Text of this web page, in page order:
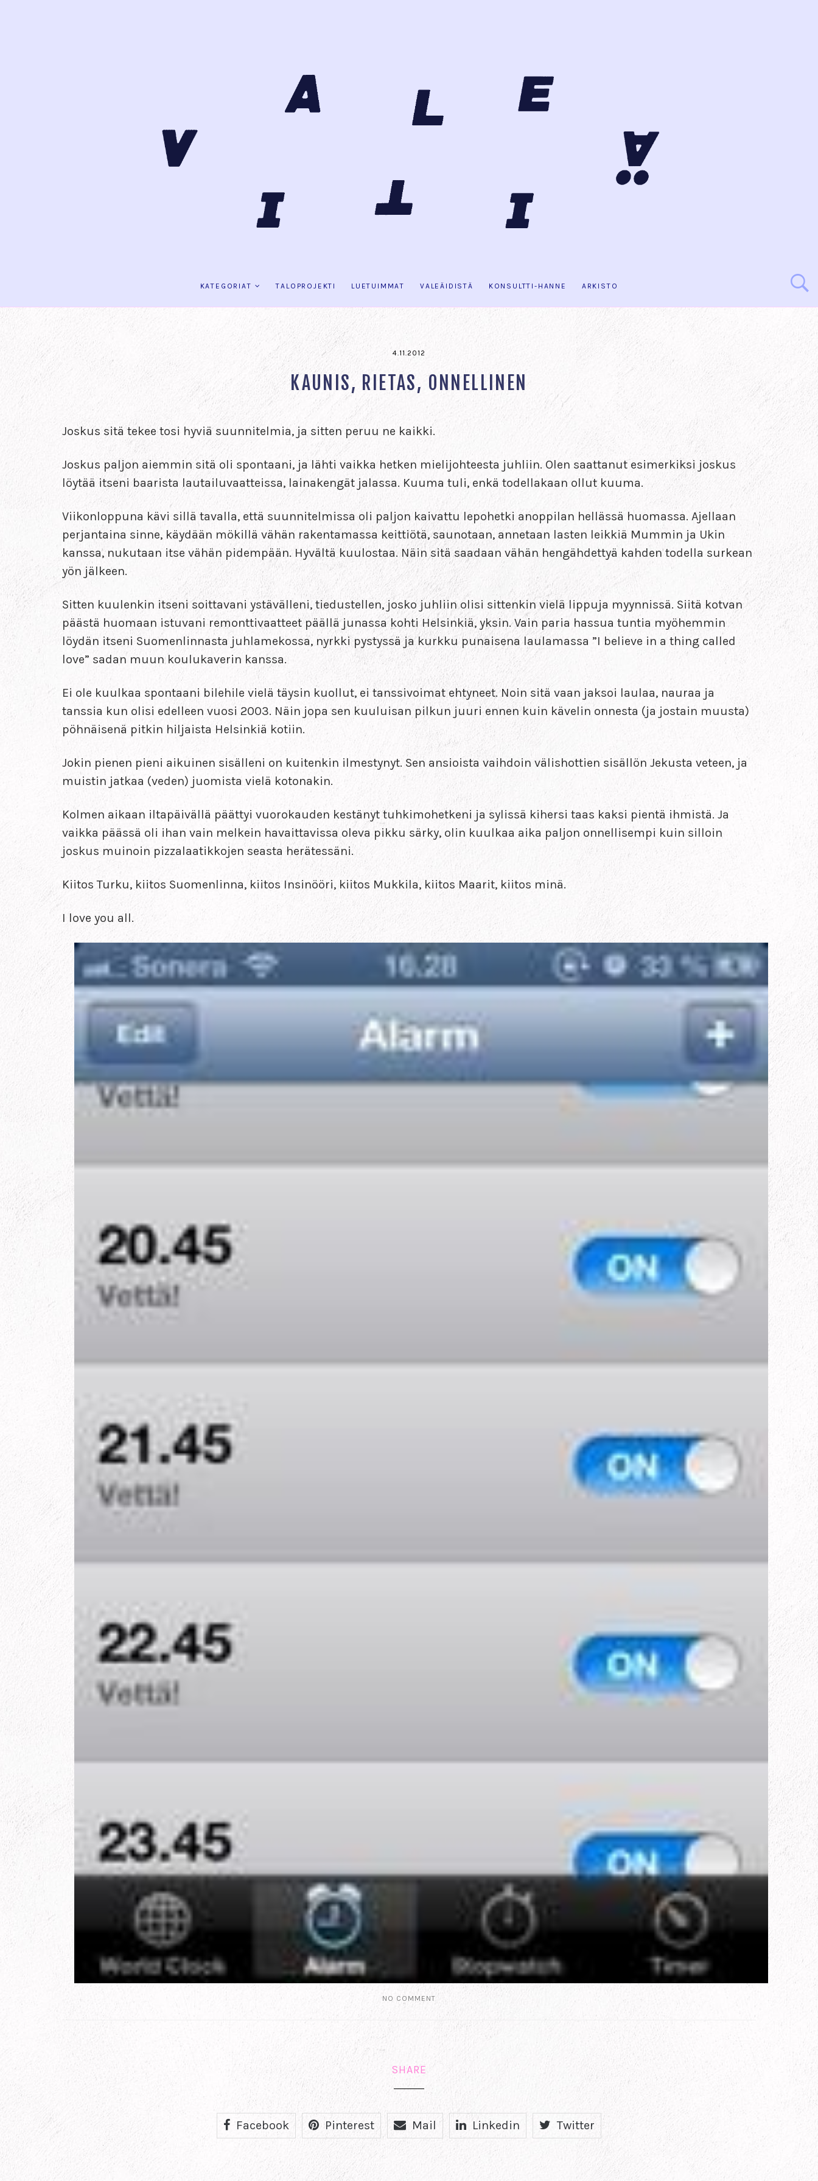
KATEGORIAT TALOPROJEKTI LUETUIMMAT VALEÄIDISTÄ KONSULTTI-HANNE ARKISTO
4.11.2012
KAUNIS, RIETAS, ONNELLINEN
Joskus sitä tekee tosi hyviä suunnitelmia, ja sitten peruu ne kaikki.
Joskus paljon aiemmin sitä oli spontaani, ja lähti vaikka hetken mielijohteesta juhliin. Olen saattanut esimerkiksi joskus
löytää itseni baarista lautailuvaatteissa, lainakengät jalassa. Kuuma tuli, enkä todellakaan ollut kuuma.
Viikonloppuna kävi sillä tavalla, että suunnitelmissa oli paljon kaivattu lepohetki anoppilan hellässä huomassa. Ajellaan
perjantaina sinne, käydään mökillä vähän rakentamassa keittiötä, saunotaan, annetaan lasten leikkiä Mummin ja Ukin
kanssa, nukutaan itse vähän pidempään. Hyvältä kuulostaa. Näin sitä saadaan vähän hengähdettyä kahden todella surkean
yön jälkeen.
Sitten kuulenkin itseni soittavani ystävälleni, tiedustellen, josko juhliin olisi sittenkin vielä lippuja myynnissä. Siitä kotvan
päästä huomaan istuvani remonttivaatteet päällä junassa kohti Helsinkiä, yksin. Vain paria hassua tuntia myöhemmin
löydän itseni Suomenlinnasta juhlamekossa, nyrkki pystyssä ja kurkku punaisena laulamassa ”I believe in a thing called
love” sadan muun koulukaverin kanssa.
Ei ole kuulkaa spontaani bilehile vielä täysin kuollut, ei tanssivoimat ehtyneet. Noin sitä vaan jaksoi laulaa, nauraa ja
tanssia kun olisi edelleen vuosi 2003. Näin jopa sen kuuluisan pilkun juuri ennen kuin kävelin onnesta (ja jostain muusta)
pöhnäisenä pitkin hiljaista Helsinkiä kotiin.
Jokin pienen pieni aikuinen sisälleni on kuitenkin ilmestynyt. Sen ansioista vaihdoin välishottien sisällön Jekusta veteen, ja
muistin jatkaa (veden) juomista vielä kotonakin.
Kolmen aikaan iltapäivällä päättyi vuorokauden kestänyt tuhkimohetkeni ja sylissä kihersi taas kaksi pientä ihmistä. Ja
vaikka päässä oli ihan vain melkein havaittavissa oleva pikku särky, olin kuulkaa aika paljon onnellisempi kuin silloin
joskus muinoin pizzalaatikkojen seasta herätessäni.
Kiitos Turku, kiitos Suomenlinna, kiitos Insinööri, kiitos Mukkila, kiitos Maarit, kiitos minä.
I love you all.
NO COMMENT
SHARE
Facebook Pinterest Mail Linkedin Twitter